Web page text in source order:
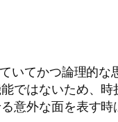
てかつ論理的
ではないため、
意外な面を表す